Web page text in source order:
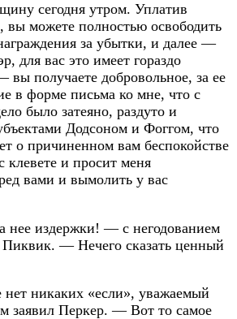
сегодня утром. Уплатив
вы можете полностью освободить
за убытки, и далее —
для вас это имеет гораздо
вы получаете добровольное, за ее
в форме письма ко мне, что с
было затеяно, раздуто и
Додсоном и Фоггом, что
о причиненном вам беспокойстве
клевете и просит меня
вами и вымолить у вас
нее издержки! — с негодованием
Пиквик. — Нечего сказать ценный
никаких «если», уважаемый
заявил Перкер. — Вот то самое